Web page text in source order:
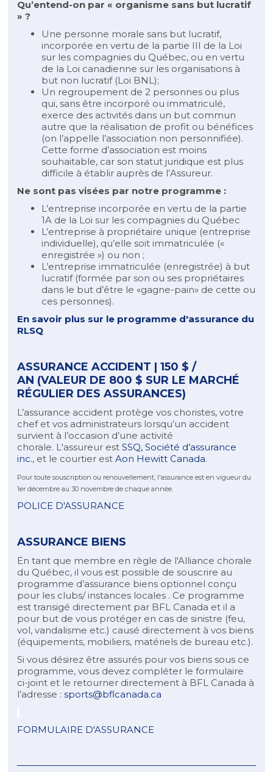
Qu’entend-on par « organisme sans but lucratif
» ?
Une personne morale sans but lucratif,
incorporée en vertu de la partie III de la Loi
sur les compagnies du Québec, ou en vertu
de la Loi canadienne sur les organisations à
but non lucratif (Loi BNL);
Un regroupement de 2 personnes ou plus
qui, sans être incorporé ou immatriculé,
exerce des activités dans un but commun
autre que la réalisation de profit ou bénéfices
(on l’appelle l’association non personnifiée).
Cette forme d’association est moins
souhaitable, car son statut juridique est plus
difficile à établir auprès de l’Assureur.
Ne sont pas visées par notre programme :
L’entreprise incorporée en vertu de la partie
1A de la Loi sur les compagnies du Québec
L’entreprise à propriétaire unique (entreprise
individuelle), qu’elle soit immatriculée («
enregistrée ») ou non ;
L’entreprise immatriculée (enregistrée) à but
lucratif (formée par son ou ses propriétaires
dans le but d’être le «gagne-pain» de cette ou
ces personnes).
En savoir plus sur le programme d'assurance du
RLSQ
ASSURANCE ACCIDENT | 150 $ /
AN (VALEUR DE 800 $ SUR LE MARCHÉ
RÉGULIER DES ASSURANCES)
L’assurance accident protège vos choristes, votre
chef et vos administrateurs lorsqu’un accident
survient à l’occasion d’une activité
chorale. L'assureur estSSQ, Société d’assurance
inc., et le courtier estAon Hewitt Canada.
Pour toute souscription ou renouvellement, l'assurance est en vigueur du
1er décembre au 30 novembre de chaque année.
POLICE D'ASSURANCE
ASSURANCE BIENS
En tant que membre en règle de l'Alliance chorale
du Québec, il vous est possible de souscrire au
programme d’assurance biens optionnel conçu
pour les clubs/ instances locales . Ce programme
est transigé directement par BFL Canada et il a
pour but de vous protéger en cas de sinistre (feu,
vol, vandalisme etc.) causé directement à vos biens
(équipements, mobiliers, matériels de bureau etc.).
Si vous désirez être assurés pour vos biens sous ce
programme, vous devez compléter le formulaire
ci-joint et le retourner directement à BFL Canada à
l’adresse :sports@bflcanada.ca
FORMULAIRE D'ASSURANCE